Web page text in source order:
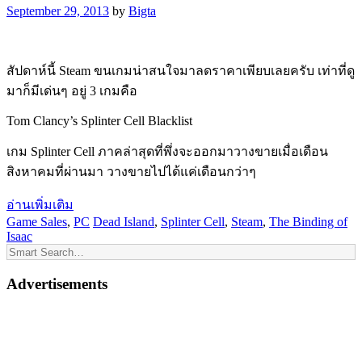
September 29, 2013 by Bigta
สัปดาห์นี้ Steam ขนเกมน่าสนใจมาลดราคาเพียบเลยครับ เท่าที่ดู
มาก็มีเด่นๆ อยู่ 3 เกมคือ
Tom Clancy’s Splinter Cell Blacklist
เกม Splinter Cell ภาคล่าสุดที่พึ่งจะออกมาวางขายเมื่อเดือน
สิงหาคมที่ผ่านมา วางขายไปได้แค่เดือนกว่าๆ
อ่านเพิ่มเติม
Game Sales, PC Dead Island, Splinter Cell, Steam, The Binding of
Isaac
Advertisements